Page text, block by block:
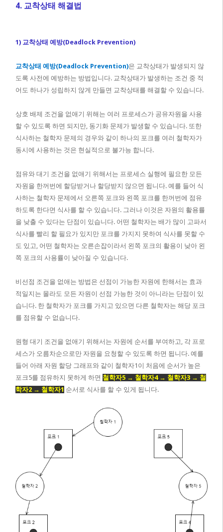
4. 교착상태 해결법
1) 교착상태 예방(Deadlock Prevention)
교착상태 예방(Deadlock Prevention)은 교착상태가 발생되지 않
도록 사전에 예방하는 방법입니다. 교착상태가 발생하는 조건 중 적
어도 하나가 성립하지 않게 만들면 교착상태를 해결할 수 있습니다.
상호 배제 조건을 없애기 위해는 여러 프로세스가 공유자원을 사용
할 수 있도록 하면 되지만, 동기화 문제가 발생할 수 있습니다. 또한
식사하는 철학자 문제의 경우와 같이 하나의 포크를 여러 철학자가
동시에 사용하는 것은 현실적으로 불가능 합니다.
점유와 대기 조건을 없애기 위해서는 프로세스 실행에 필요한 모든
자원을 한꺼번에 할당받거나 할당받지 않으면 됩니다. 예를 들어 식
사하는 철학자 문제에서 오른쪽 포크와 왼쪽 포크를 한꺼번에 점유
하도록 한다면 식사를 할 수 있습니다. 그러나 이것은 자원의 활용률
을 낮출 수 있다는 단점이 있습니다. 어떤 철학자는 배가 많이 고파서
식사를 빨리 할 필요가 있지만 포크를 가지지 못하여 식사를 못할 수
도 있고, 어떤 철학자는 오른손잡이라서 왼쪽 포크의 활용이 낮아 왼
쪽 포크의 사용률이 낮아질 수 있습니다.
비선점 조건을 없애는 방법은 선점이 가능한 자원에 한해서는 효과
적일지는 몰라도 모든 자원이 선점 가능한 것이 아니라는 단점이 있
습니다. 한 철학자가 포크를 가지고 있으면 다른 철학자는 해당 포크
를 점유할 수 없습니다.
원형 대기 조건을 없애기 위해서는 자원에 순서를 부여하고, 각 프로
세스가 오름차순으로만 자원을 요청할 수 있도록 하면 됩니다. 예를
들어 아래 자원 할당 그래프와 같이 철학자1이 처음에 순서가 높은
포크5를 점유하지 못하게 하면 철학자5 → 철학자4 → 철학자3 → 철
학자2 → 철학자1 순서로 식사를 할 수 있게 됩니다.